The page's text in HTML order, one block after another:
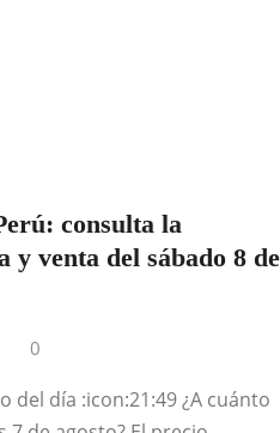
consulta la
y venta del sábado 8 de
0
del día :icon:21:49 ¿A cuánto